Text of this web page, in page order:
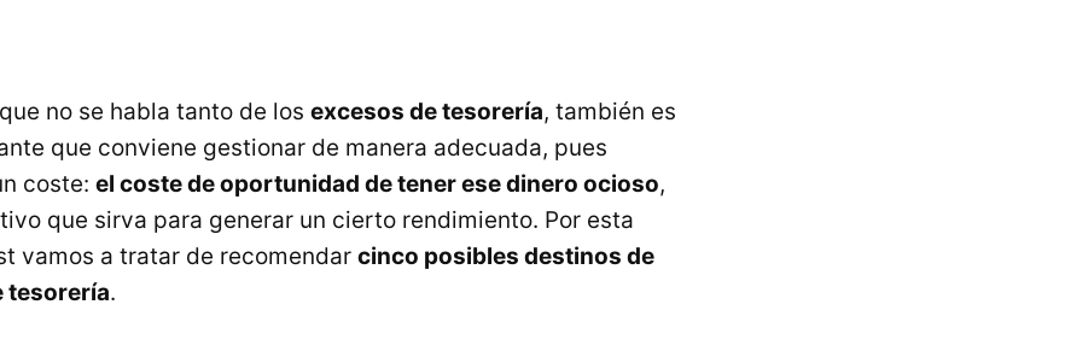
no se habla tanto de los excesos de tesorería, también es
que conviene gestionar de manera adecuada, pues
coste: el coste de oportunidad de tener ese dinero ocioso,
que sirva para generar un cierto rendimiento. Por esta
vamos a tratar de recomendar cinco posibles destinos de
tesorería.